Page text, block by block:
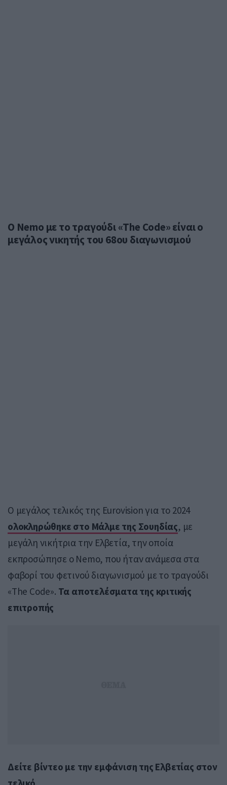
Ο Nemo με το τραγούδι «The Code» είναι ο
μεγάλος νικητής του 68ου διαγωνισμού
Ο μεγάλος τελικός της Eurovision για το 2024
ολοκληρώθηκε στο Μάλμε της Σουηδίας, με
μεγάλη νικήτρια την Ελβετία, την οποία
εκπροσώπησε ο Nemo, που ήταν ανάμεσα στα
φαβορί του φετινού διαγωνισμού με το τραγούδι
«The Code». Τα αποτελέσματα της κριτικής
επιτροπής
Δείτε βίντεο με την εμφάνιση της Ελβετίας στον